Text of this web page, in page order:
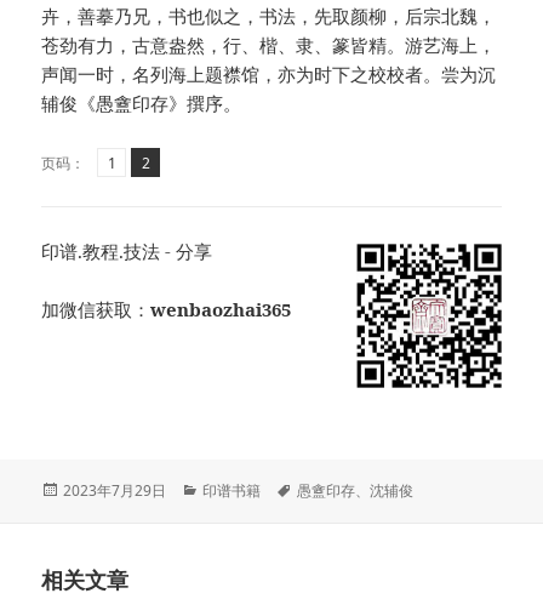
卉，善摹乃兄，书也似之，书法，先取颜柳，后宗北魏，
苍劲有力，古意盎然，行、楷、隶、篆皆精。游艺海上，
声闻一时，名列海上题襟馆，亦为时下之校校者。尝为沉
辅俊《愚盦印存》撰序。
页码： 页1 ,
页
2
印谱.教程.技法 - 分享
加微信获取：wenbaozhai365
发
2023年7月29日
分
印谱书籍
标
愚盦印存、沈辅俊
相关文章